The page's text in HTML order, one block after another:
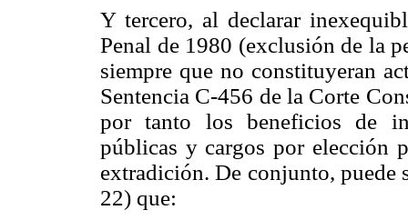
Y tercero, al declarar
Penal de 1980 (exclusión de la
siempre que no constituyeran
Sentencia C-456 de la Corte
por tanto los beneficios de
públicas y cargos por elección
extradición. De conjunto, puede
22) que: